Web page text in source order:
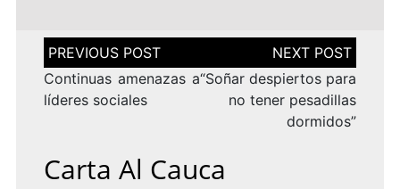
Navegación
de
entradas
Continuas amenazas a
líderes sociales
“Soñar despiertos para
no tener pesadillas
dormidos”
Carta Al Cauca